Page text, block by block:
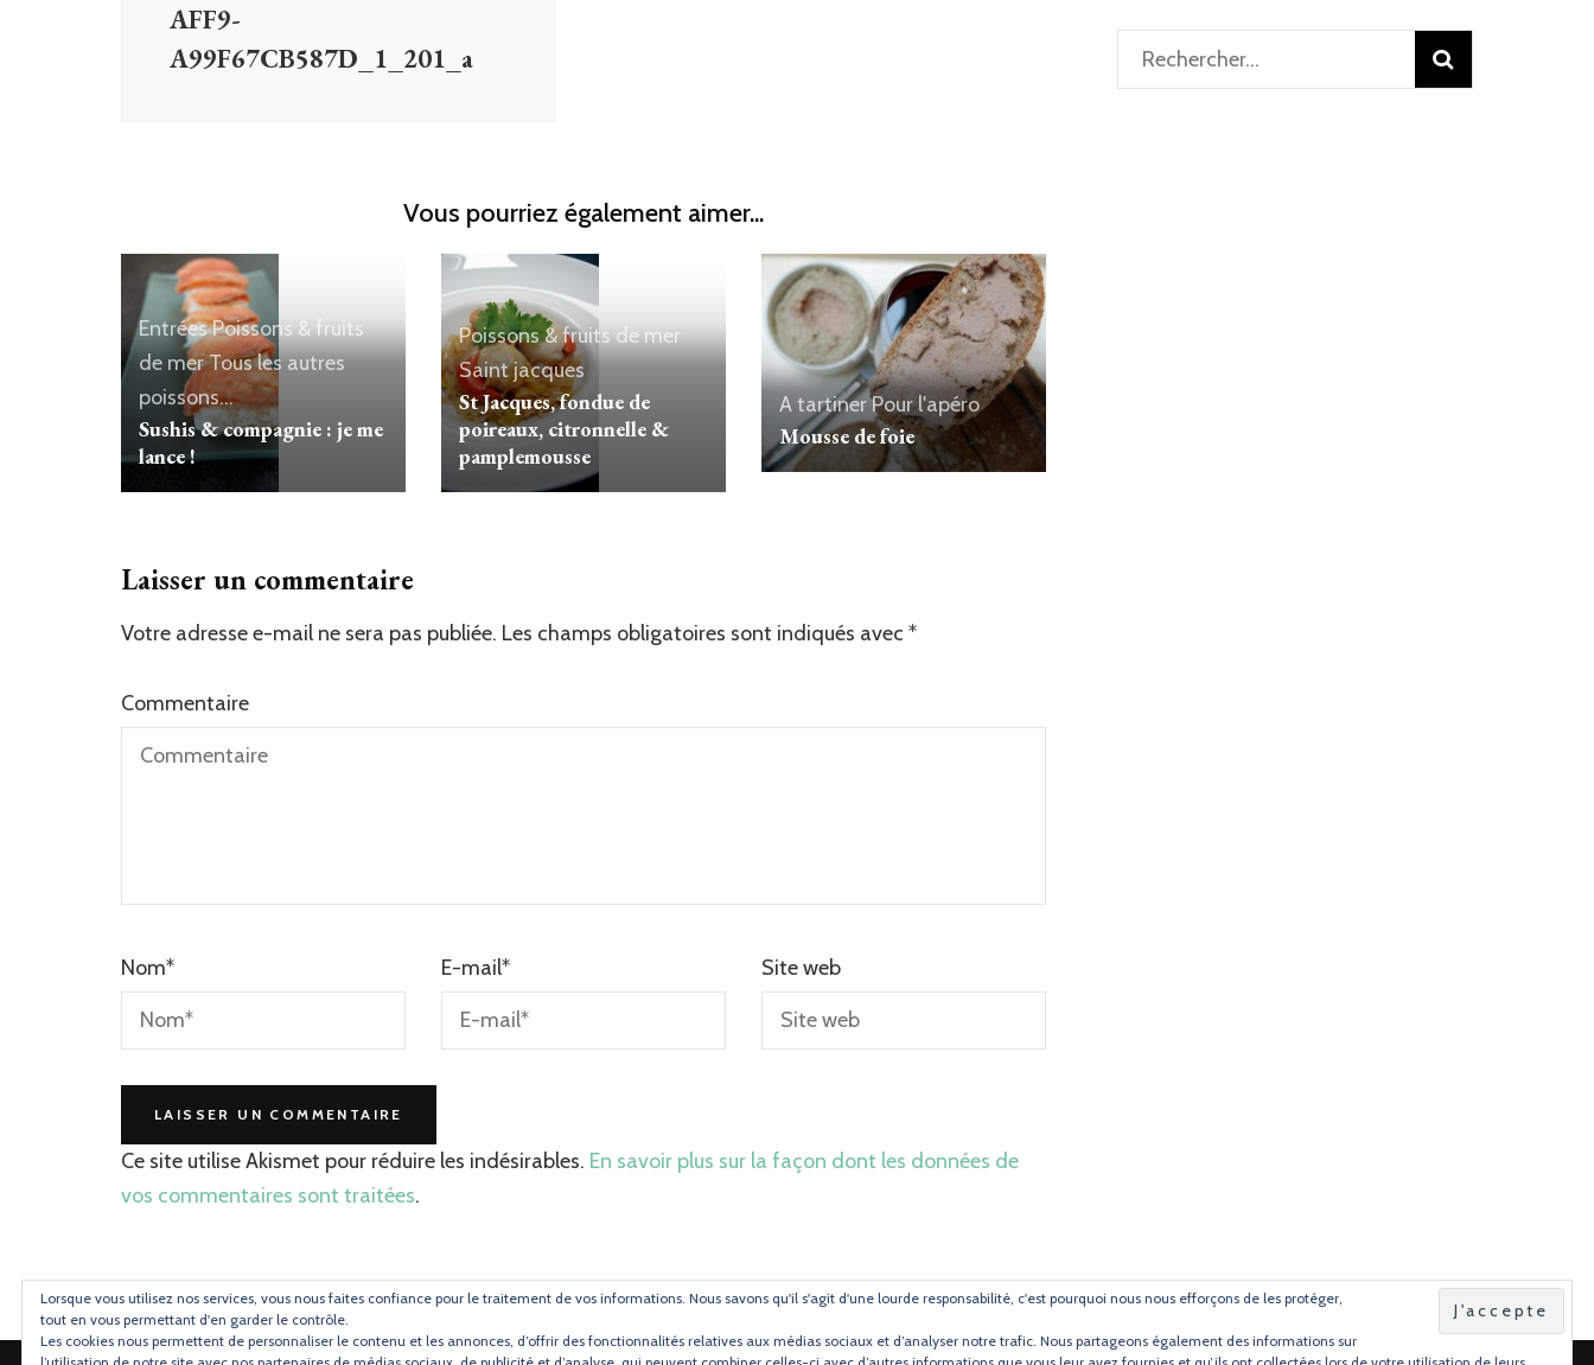
AFF9-
A99F67CB587D_1_201_a
Vous pourriez également aimer...
EntréesPoissons & fruits
de merTous les autres
poissons...
Sushis & compagnie : je me
lance !
Poissons & fruits de mer
Saint jacques
St Jacques, fondue de
poireaux, citronnelle &
pamplemousse
A tartinerPour l'apéro
Mousse de foie
Laisser un commentaire
Votre adresse e-mail ne sera pas publiée. Les champs obligatoires sont indiqués avec *
Commentaire
Nom* E-mail* Site web
Ce site utilise Akismet pour réduire les indésirables. En savoir plus sur la façon dont les données de
vos commentaires sont traitées.
Rechercher :
Lorsque vous utilisez nos services, vous nous faites confiance pour le traitement de vos informations. Nous savons qu'il s'agit d'une lourde responsabilité, c'est pourquoi nous nous efforçons de les protéger,
tout en vous permettant d'en garder le contrôle.
Les cookies nous permettent de personnaliser le contenu et les annonces, d’offrir des fonctionnalités relatives aux médias sociaux et d’analyser notre trafic. Nous partageons également des informations sur